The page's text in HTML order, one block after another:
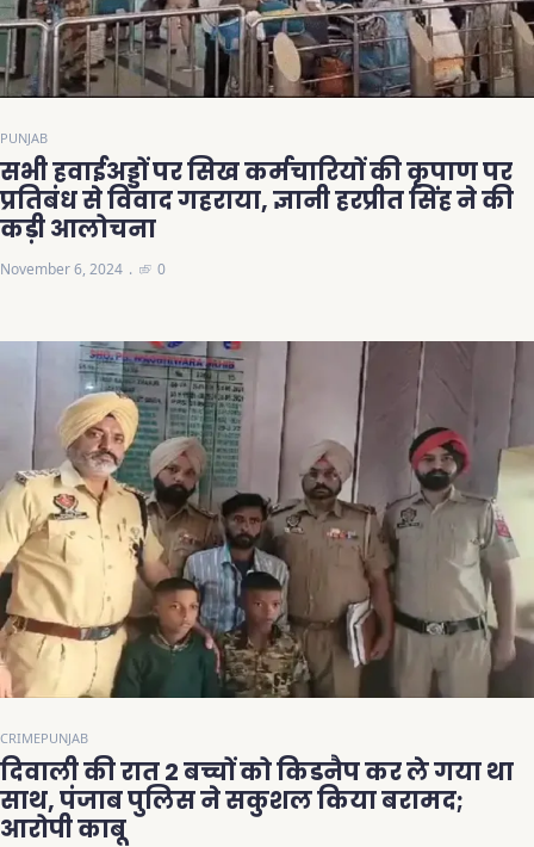
PUNJAB
सभी हवाईअड्डों पर सिख कर्मचारियों की कृपाण पर
प्रतिबंध से विवाद गहराया, ज्ञानी हरप्रीत सिंह ने की
कड़ी आलोचना
November 6, 2024 0
CRIMEPUNJAB
दिवाली की रात 2 बच्चों को किडनैप कर ले गया था
साथ, पंजाब पुलिस ने सकुशल किया बरामद;
आरोपी काबू